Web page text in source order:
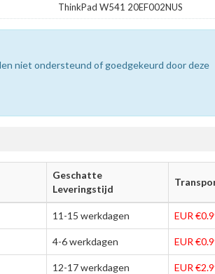
ThinkPad W541 20EF002NUS
niet ondersteund of goedgekeurd door deze
Geschatte
Leveringstijd
11-15 werkdagen EUR
4-6 werkdagen EUR
12-17 werkdagen EUR